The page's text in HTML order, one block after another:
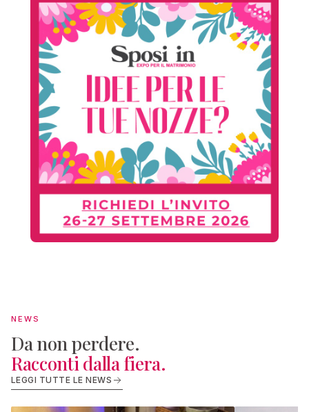
NEWS
Da non perdere.
Racconti dalla fiera.
LEGGI TUTTE LE NEWS